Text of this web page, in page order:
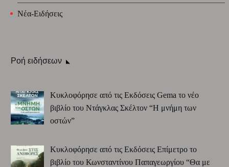
Νέα-Ειδήσεις
Ροή ειδήσεων
Κυκλοφόρησε από τις Εκδόσεις Gema το νέο
βιβλίο του Ντάγκλας Σκέλτον “Η μνήμη των
οστών”
Κυκλοφόρησε από τις Εκδόσεις Επίμετρο το
βιβλίο του Κωνσταντίνου Παπαγεωργίου “Θα με